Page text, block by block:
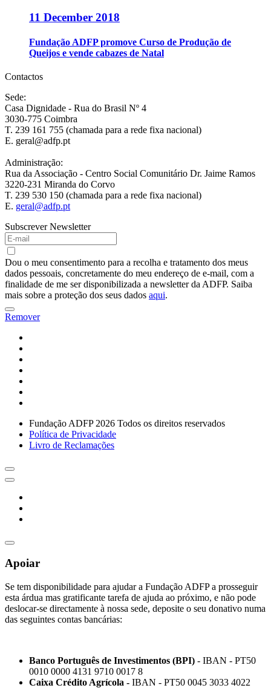
11 December 2018
Fundação ADFP promove Curso de Produção de
Queijos e vende cabazes de Natal
Contactos
Sede:
Casa Dignidade - Rua do Brasil Nº 4
3030-775 Coimbra
T. 239 161 755 (chamada para a rede fixa nacional)
E. geral@adfp.pt
Administração:
Rua da Associação - Centro Social Comunitário Dr. Jaime Ramos
3220-231 Miranda do Corvo
T. 239 530 150 (chamada para a rede fixa nacional)
E. geral@adfp.pt
Subscrever Newsletter
Dou o meu consentimento para a recolha e tratamento dos meus
dados pessoais, concretamente do meu endereço de e-mail, com a
finalidade de me ser disponibilizada a newsletter da ADFP. Saiba
mais sobre a proteção dos seus dados aqui.
Remover
Fundação ADFP 2026 Todos os direitos reservados
Política de Privacidade
Livro de Reclamações
Apoiar
Se tem disponibilidade para ajudar a Fundação ADFP a prosseguir
esta árdua mas gratificante tarefa de ajuda ao próximo, e não pode
deslocar-se directamente à nossa sede, deposite o seu donativo numa
das seguintes contas bancárias:
Banco Português de Investimentos (BPI) - IBAN - PT50
0010 0000 4131 9710 0017 8
Caixa Crédito Agrícola - IBAN - PT50 0045 3033 4022